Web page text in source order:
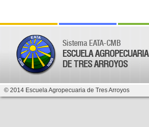
Sistema EATA-CMB
ESCUELA AGROPECUARIA
DE TRES ARROYOS
© 2014 Escuela Agropecuaria de Tres Arroyos